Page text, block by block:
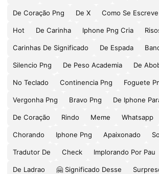
De Coração Png De X Como Se Escreve
Hot De Carinha Iphone Png Cria
Carinhas De Significado De Espada
Silencio Png De Peso Academia De
No Teclado Continencia Png Foguete
Vergonha Png Bravo Png De Iphone
De Coração Rindo Meme Whatsapp
Chorando Iphone Png Apaixonado
Tradutor De Check Implorando Por Pau
De Ladrao 🤗 Significado Desse